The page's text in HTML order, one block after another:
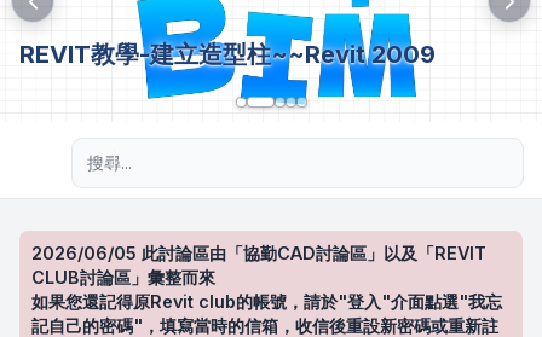
REVIT教學-建立造型柱~~Revit 2009
2026/06/05 此討論區由「協勤CAD討論區」以及「REVIT
CLUB討論區」彙整而來
如果您還記得原Revit club的帳號，請於"登入"介面點選"我忘
記自己的密碼"，填寫當時的信箱，收信後重設新密碼或重新註